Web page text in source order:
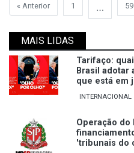
« Anterior 1 … 59
MAIS LIDAS
Tarifaço:
Brasil adotar
que está em
INTERNACIONAL
Operação do
'tribunais do